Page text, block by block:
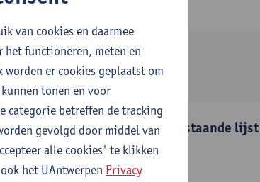
- twee clusters te kiezen uit onderstaande
verplicht te volgen - 12 studiepunten
van cookies en daarmee
functioneren, meten en
er cookies geplaatst om
tonen en voor
categorie betreffen de tracking
gevolgd door middel van
alle cookies' te klikken
het UAntwerpen Privacy